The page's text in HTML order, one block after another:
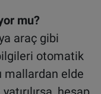
mu?
araç gibi
otomatik
mallardan elde